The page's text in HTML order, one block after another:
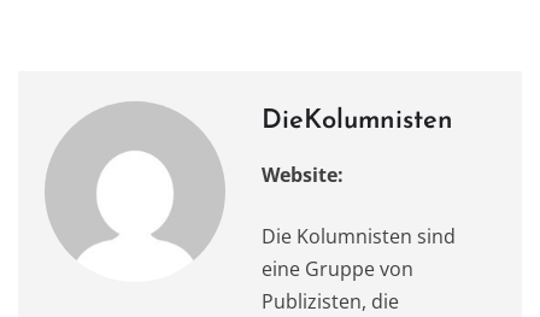
b
k
o
o
A
p
p
r a
m
DieKolumnisten
Website:
Die Kolumnisten sind
eine Gruppe von
Publizisten, die